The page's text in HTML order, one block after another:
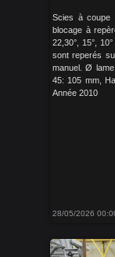
Scies à coupe
blocage à
22,30°, 15°,
sont reperés
manuel. Ø
45: 105 mm,
Année 2010
28/05/2026